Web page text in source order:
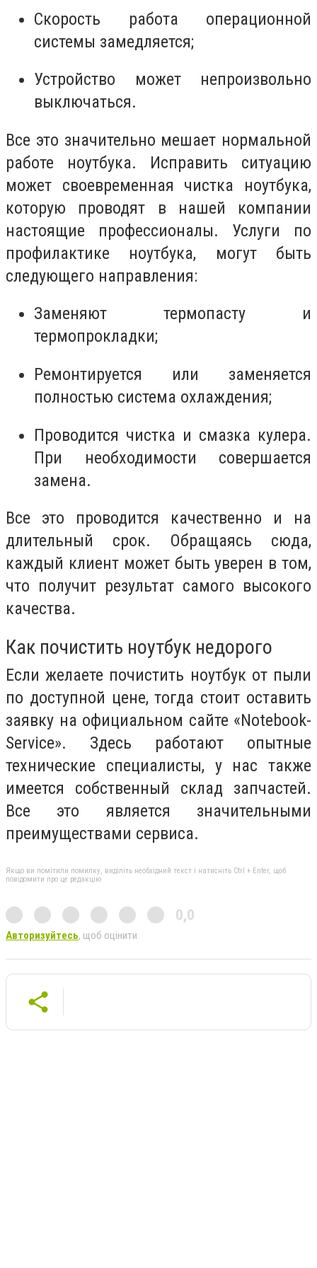
Скорость работа операционной
системы замедляется;
Устройство может непроизвольно
выключаться.
Все это значительно мешает нормальной
работе ноутбука. Исправить ситуацию
может своевременная чистка ноутбука,
которую проводят в нашей компании
настоящие профессионалы. Услуги по
профилактике ноутбука, могут быть
следующего направления:
Заменяют термопасту и
термопрокладки;
Ремонтируется или заменяется
полностью система охлаждения;
Проводится чистка и смазка кулера.
При необходимости совершается
замена.
Все это проводится качественно и на
длительный срок. Обращаясь сюда,
каждый клиент может быть уверен в том,
что получит результат самого высокого
качества.
Как почистить ноутбук недорого
Если желаете почистить ноутбук от пыли
по доступной цене, тогда стоит оставить
заявку на официальном сайте «Notebook-
Service». Здесь работают опытные
технические специалисты, у нас также
имеется собственный склад запчастей.
Все это является значительными
преимуществами сервиса.
Якщо ви помітили помилку, виділіть необхідний текст і натисніть Ctrl + Enter, щоб
повідомити про це редакцію
0,0
Авторизуйтесь, щоб оцінити